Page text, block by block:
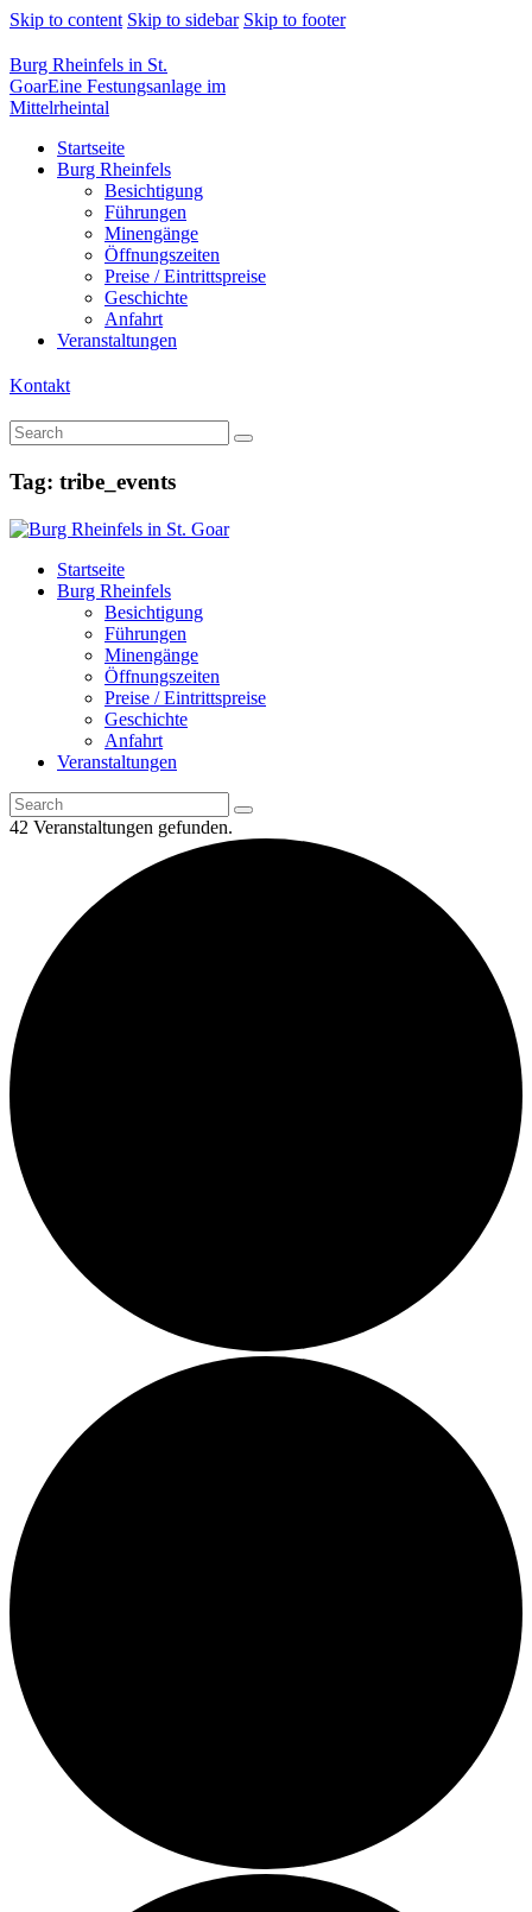
Skip to content Skip to sidebar Skip to footer
Burg Rheinfels in St.
GoarEine Festungsanlage im
Mittelrheintal
Startseite
Burg Rheinfels
Besichtigung
Führungen
Minengänge
Öffnungszeiten
Preise / Eintrittspreise
Geschichte
Anfahrt
Veranstaltungen
Kontakt
Tag: tribe_events
Startseite
Burg Rheinfels
Besichtigung
Führungen
Minengänge
Öffnungszeiten
Preise / Eintrittspreise
Geschichte
Anfahrt
Veranstaltungen
42 Veranstaltungen gefunden.